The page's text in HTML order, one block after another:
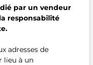
par un vendeur
responsabilité
adresses de
lieu à un